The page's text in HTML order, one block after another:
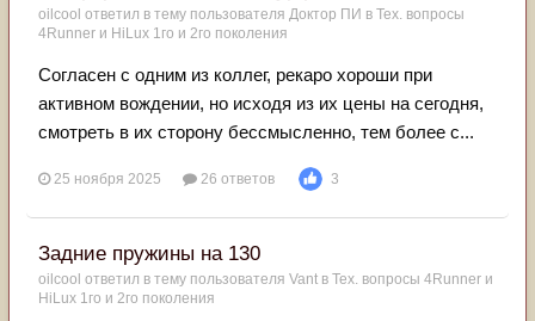
oilcool ответил в тему пользователя Доктор ПИ в Тех. вопросы
4Runner и HiLux 1го и 2го поколения
Согласен с одним из коллег, рекаро хороши при
активном вождении, но исходя из их цены на сегодня,
смотреть в их сторону бессмысленно, тем более с...
25 ноября 2025 26 ответов 3
Задние пружины на 130
oilcool ответил в тему пользователя Vant в Тех. вопросы 4Runner и
HiLux 1го и 2го поколения